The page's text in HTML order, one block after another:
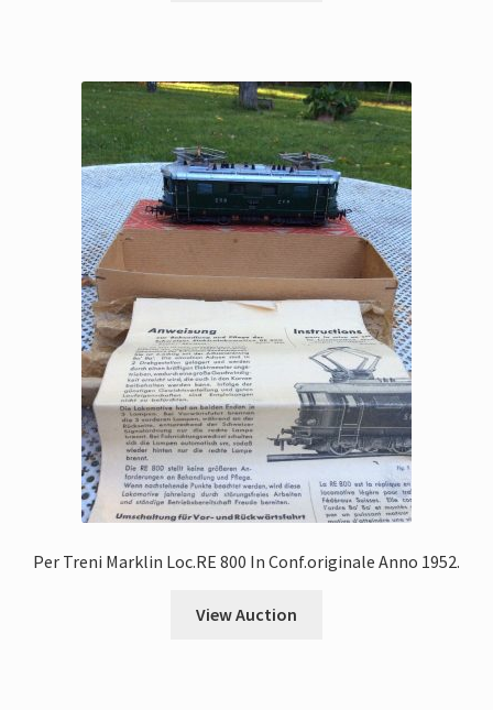
Per Treni Marklin Loc.RE 800 In Conf.originale Anno 1952.
View Auction